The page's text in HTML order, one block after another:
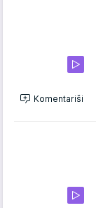
Komentariši